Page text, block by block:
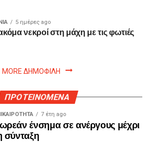
5 ημέρες ago
νεκροί στη μάχη με τις φωτιές
MORE ΔΗΜΟΦΙΛΗ
ΠΡΟΤΕΙΝΟΜΕΝΑ
7 έτη ago
ένσημα σε ανέργους μέχρι
σύνταξη